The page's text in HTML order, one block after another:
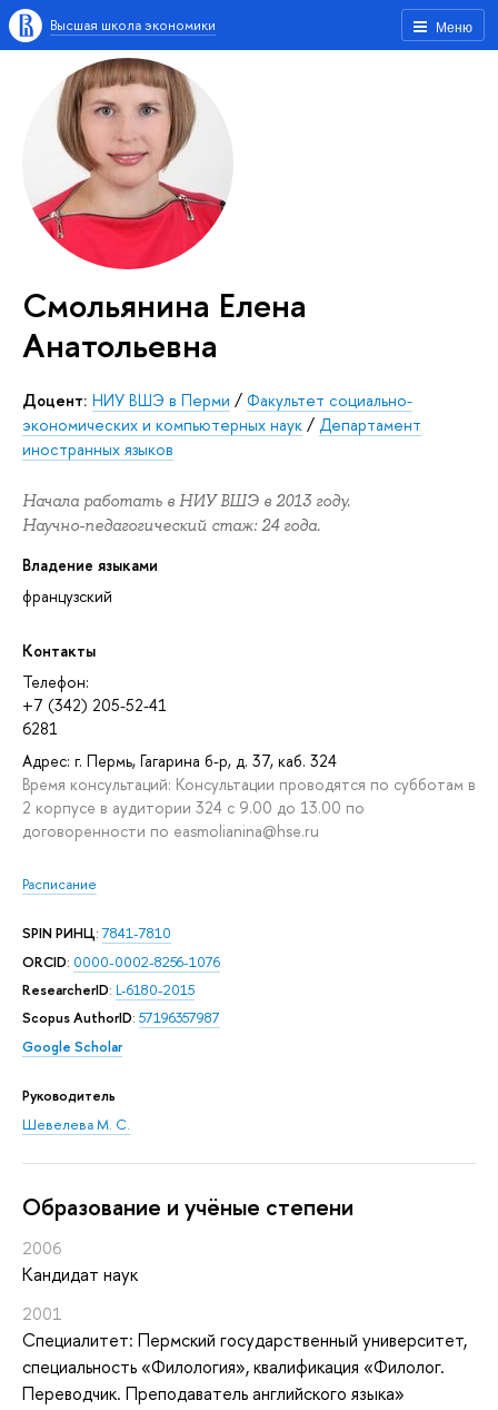
Меню
Высшая школа экономики
Смольянина Елена
Анатольевна
Доцент: НИУ ВШЭ в Перми / Факультет социально-
экономических и компьютерных наук / Департамент
иностранных языков
Начала работать в НИУ ВШЭ в 2013 году.
Научно-педагогический стаж: 24 года.
Владение языками
французский
Контакты
Телефон:
+7 (342) 205-52-41
6281
Адрес: г. Пермь, Гагарина б-р, д. 37, каб. 324
Время консультаций: Консультации проводятся по субботам в
2 корпусе в аудитории 324 с 9.00 до 13.00 по
договоренности по easmolianina@hse.ru
Расписание
SPIN РИНЦ:7841-7810
ORCID: 0000-0002-8256-1076
ResearcherID: L-6180-2015
Scopus AuthorID: 57196357987
Google Scholar
Руководитель
Шевелева М. С.
Oбразование и учёные степени
2006
Кандидат наук
2001
Специалитет: Пермский государственный университет,
специальность «Филология», квалификация «Филолог.
Переводчик. Преподаватель английского языка»